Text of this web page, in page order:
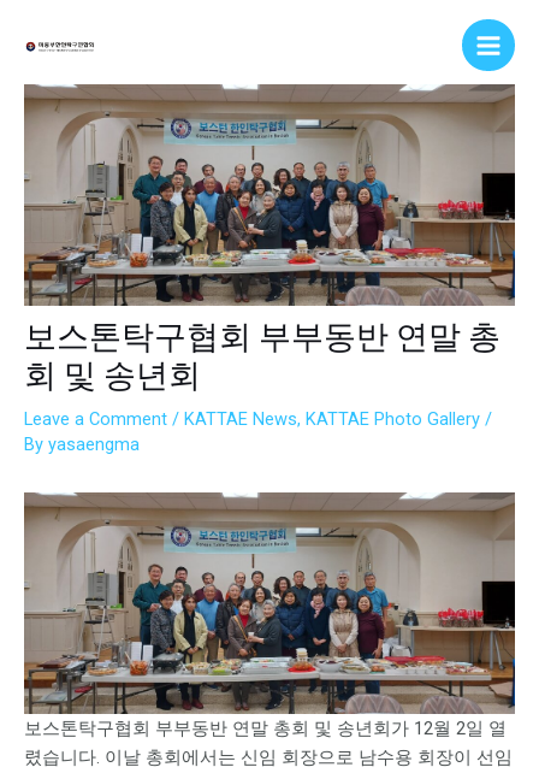
Main
보스톤탁구협회 부부동반 연말 총
회 및 송년회
Leave a Comment / KATTAE News, KATTAE Photo Gallery /
By yasaengma
보스톤탁구협회 부부동반 연말 총회 및 송년회가 12월 2일 열
렸습니다. 이날 총회에서는 신임 회장으로 남수용 회장이 선임
navigation